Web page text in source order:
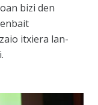
bizi den
itxiera lan-